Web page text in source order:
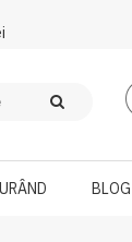
BLOG